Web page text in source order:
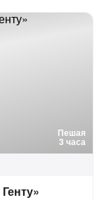
Пешая
3 часа